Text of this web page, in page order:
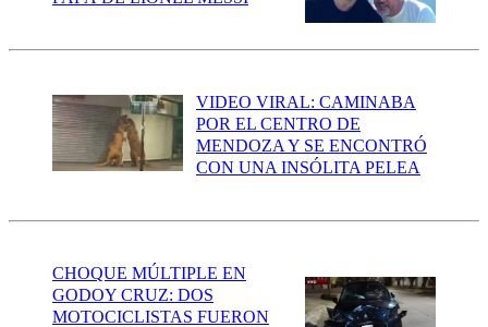
VIDEO VIRAL: CAMINABA
POR EL CENTRO DE
MENDOZA Y SE ENCONTRÓ
CON UNA INSÓLITA PELEA
CHOQUE MÚLTIPLE EN
GODOY CRUZ: DOS
MOTOCICLISTAS FUERON